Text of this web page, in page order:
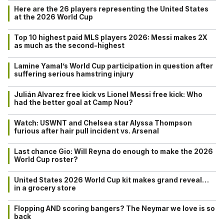
Here are the 26 players representing the United States
at the 2026 World Cup
Top 10 highest paid MLS players 2026: Messi makes 2X
as much as the second-highest
Lamine Yamal’s World Cup participation in question after
suffering serious hamstring injury
Julián Alvarez free kick vs Lionel Messi free kick: Who
had the better goal at Camp Nou?
Watch: USWNT and Chelsea star Alyssa Thompson
furious after hair pull incident vs. Arsenal
Last chance Gio: Will Reyna do enough to make the 2026
World Cup roster?
United States 2026 World Cup kit makes grand reveal…
in a grocery store
Flopping AND scoring bangers? The Neymar we love is so
back